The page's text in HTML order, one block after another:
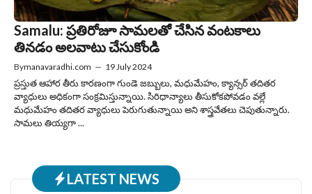
Samalu: ప్రతిరోజూ సామలతో చేసిన వంటకాలు
తినడం అలవాటు చేసుకోండి
Bymanavaradhi.com — 19 July 2024
ప్రస్తుత ఆహార తీరు కారణంగా గుండె జబ్బులు, మధుమేహం, క్యాన్సర్ తదితర
వ్యాధులు అధికంగా సంక్రమిస్తున్నాయి. సిరిధాన్యాలు తీసుకోకపోవడం వల్లే
మధుమేహం తదితర వ్యాధులు పెరుగుతున్నాయి అని శాస్త్రవేతలు చెపుతున్నారు.
సామలు తియ్యగా ...
LATEST NEWS